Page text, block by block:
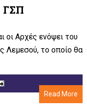
ΓΣΠ
οι Αρχές ενόψει του
Λεμεσού, το οποίο θα
Read More